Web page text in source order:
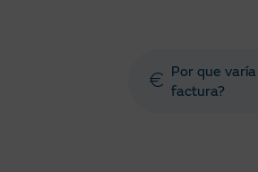
Por que
factura?